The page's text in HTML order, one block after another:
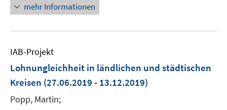
mehr Informationen
IAB-Projekt
Lohnungleichheit in ländlichen und städtischen
Kreisen (27.06.2019 - 13.12.2019)
Popp, Martin;